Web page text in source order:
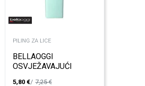
PILING ZA LICE
BELLAOGGI
OSVJEŽAVAJUĆI
5,80 € 7,25€